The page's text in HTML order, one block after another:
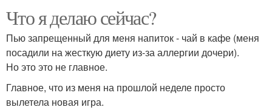
Что я делаю сейчас?
Пью запрещенный для меня напиток - чай в кафе (меня
посадили на жесткую диету из-за аллергии дочери).
Но это это не главное.
Главное, что из меня на прошлой неделе просто
вылетела новая игра.